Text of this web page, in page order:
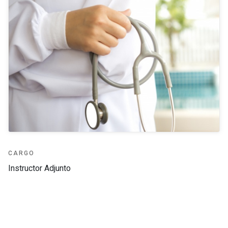
CARGO
Instructor Adjunto